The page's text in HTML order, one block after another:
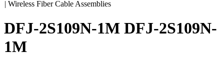
| Wireless Fiber Cable Assemblies
DFJ-2S109N-1M DFJ-2S109N-
1M